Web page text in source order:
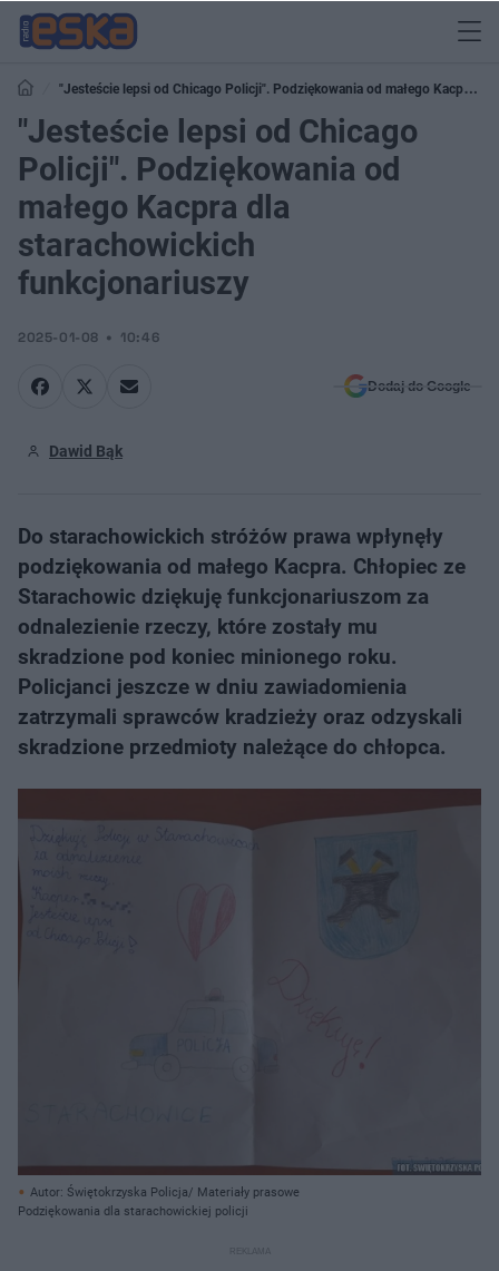
"Jesteście lepsi od Chicago Policji". Podziękowania od małego Kacpra
dla starachowickich funkcjonariuszy
"Jesteście lepsi od Chicago
Policji". Podziękowania od
małego Kacpra dla
starachowickich
funkcjonariuszy
2025-01-08 10:46
Dodaj do Google
Dawid Bąk
Do starachowickich stróżów prawa wpłynęły
podziękowania od małego Kacpra. Chłopiec ze
Starachowic dziękuję funkcjonariuszom za
odnalezienie rzeczy, które zostały mu
skradzione pod koniec minionego roku.
Policjanci jeszcze w dniu zawiadomienia
zatrzymali sprawców kradzieży oraz odzyskali
skradzione przedmioty należące do chłopca.
Autor: Świętokrzyska Policja/ Materiały prasowe
Podziękowania dla starachowickiej policji